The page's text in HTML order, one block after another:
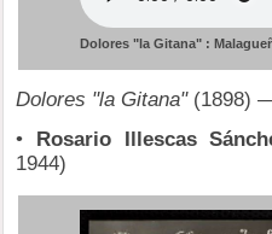
Dolores "la Gitana" :
Dolores "la Gitana"(1898)
•
Rosario Illescas
1944)